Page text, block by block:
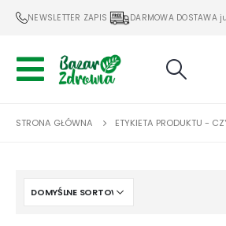
NEWSLETTER ZAPIS DARMOWA DOSTAWA
STRONA GŁÓWNA ETYKIETA PRODUKTU -